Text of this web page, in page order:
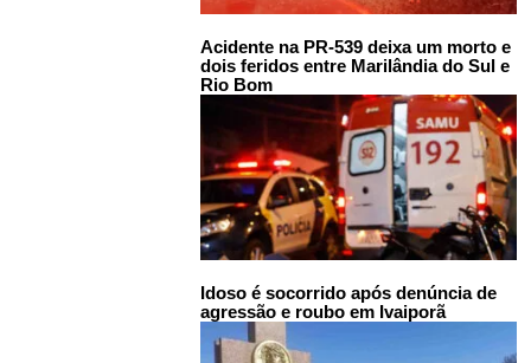
Acidente na PR-539 deixa um morto e
dois feridos entre Marilândia do Sul e
Rio Bom
Idoso é socorrido após denúncia de
agressão e roubo em Ivaiporã